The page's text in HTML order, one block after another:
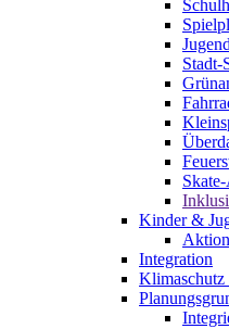
Stadt-
Kinder &
Integration